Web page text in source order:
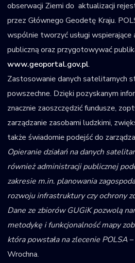
obserwacji Ziemi do aktualizacji
przez Głównego Geodetę Kraju.
wspólnie tworzyć usługi wspierające
publiczną oraz przygotowywać
www.geoportal.gov.pl.
Zastosowanie danych satelitarnych
powszechne. Dzięki pozyskanym
znacznie zaoszczędzić fundusze,
zarządzanie zasobami ludzkimi,
także świadomie podejść do
Opieranie działań na danych
również administracji publicznej
zakresie m.in. planowania
rozwoju infrastruktury czy ochrony
Dane ze zbiorów GUGiK pozwolą
metodykę i funkcjonalność mapy
która powstała na zlecenie POLSA
Wrochna.